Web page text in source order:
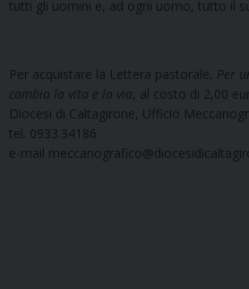
tutti gli uomini e, ad ogni uomo, tutto il
Per acquistare la Lettera pastorale, Per
cambia la vita e la via, al costo di 2,00
Diocesi di Caltagirone, Ufficio
tel. 0933.34186
e-mail